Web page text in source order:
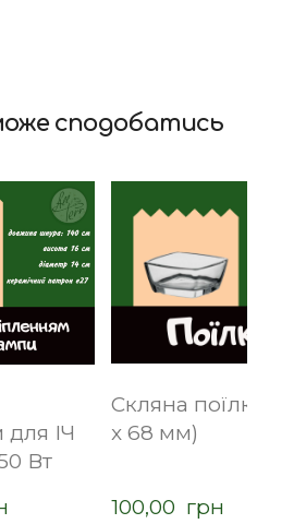
сподобатись
для ІЧ
Вт
Скляна поїлка S
x 68 мм)
100,00  грн